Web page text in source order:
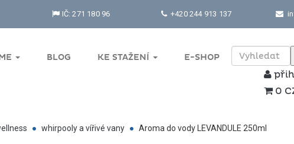
IČ: 271 180 96 +420 244 913 137
BLOG KE STAŽENÍ E-SHOP
0
whirpooly a vířivé vany Aroma do vody LEVANDULE 250ml